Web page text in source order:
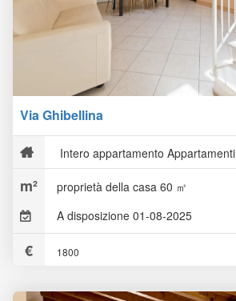
Via Ghibellina
Intero appartamento Appartamenti
proprietà della casa 60 ㎡
A disposizione 01-08-2025
1800